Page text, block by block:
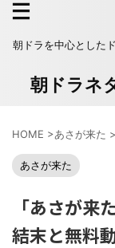
朝ドラを中心とした
朝ドラネ
HOME >あさが来た >
あさが来た
「あさが来
結末と無料